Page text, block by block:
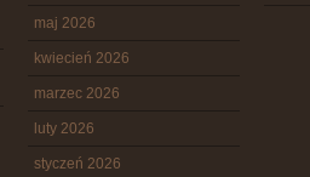
maj 2026
kwiecień 2026
marzec 2026
luty 2026
styczeń 2026